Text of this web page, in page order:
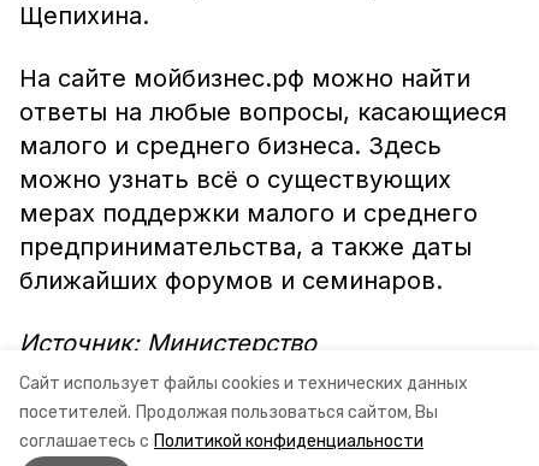
Сайт использует файлы cookies и технических данных
посетителей. Продолжая пользоваться сайтом, Вы
соглашаетесь с Политикой конфиденциальности
Щепихина.
На сайте мойбизнес.рф можно найти
ответы на любые вопросы, касающиеся
малого и среднего бизнеса. Здесь
можно узнать всё о существующих
мерах поддержки малого и среднего
предпринимательства, а также даты
ближайших форумов и семинаров.
Источник: Министерство
экономического развития
Ставропольского края.